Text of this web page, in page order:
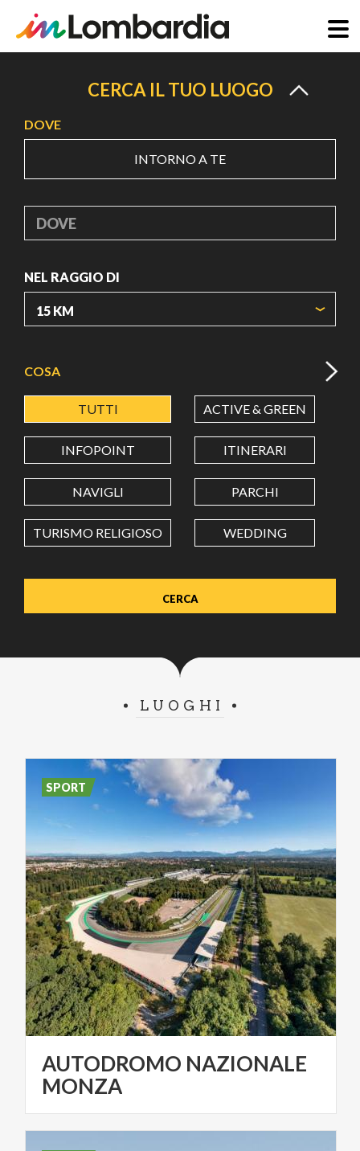
principale
CERCA IL TUO LUOGO
DOVE
INTORNO A TE
DOVE
NEL RAGGIO DI
LATITUDINE
LONGITUDINE
Value in decimal degrees. Use dot (.) as decimal separator.
COSA
TUTTI ACTIVE & GREEN
INFOPOINT ITINERARI
NAVIGLI PARCHI
TURISMO RELIGIOSO WEDDING
LUOGHI
AUTODROMO NAZIONALE
MONZA
SPORT